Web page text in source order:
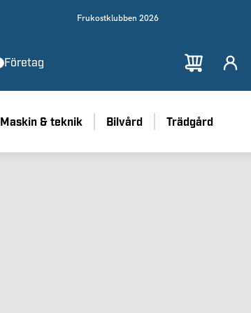
Frukostklubben 2026
Företag
Maskin & teknik Bilvård Trädgård